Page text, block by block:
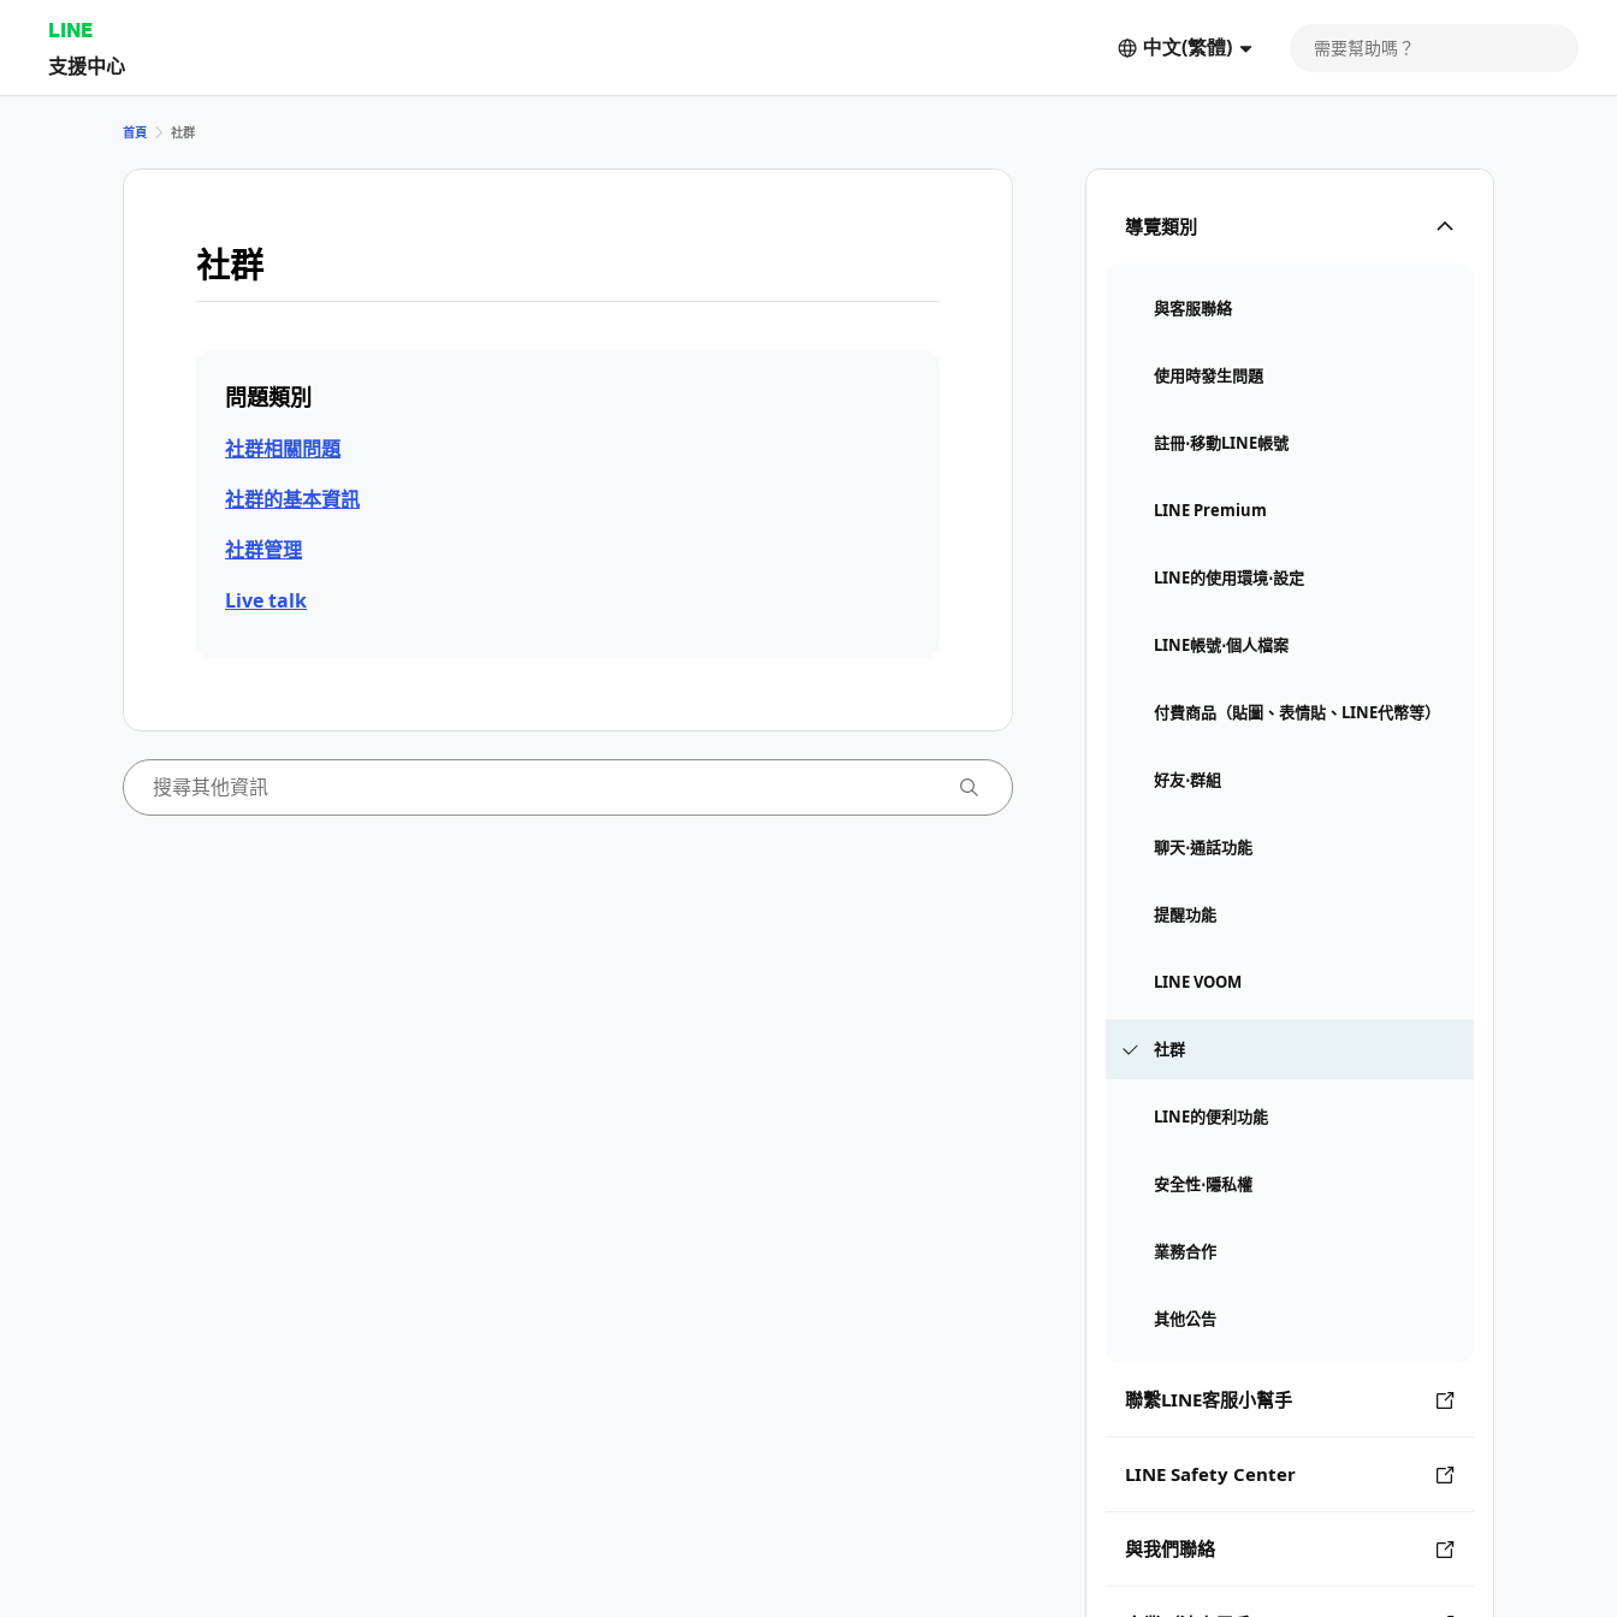
LINE
支援中心
中文(繁體)
導覽類別
與客服聯絡
使用時發生問題
註冊⋅移動LINE帳號
LINE Premium
LINE的使用環境⋅設定
LINE帳號⋅個人檔案
付費商品（貼圖、表情貼、LINE代幣等）
好友⋅群組
聊天⋅通話功能
提醒功能
LINE VOOM
社群
LINE的便利功能
安全性⋅隱私權
業務合作
其他公告
聯繫LINE客服小幫手
LINE Safety Center
與我們聯絡
首頁 社群
社群
問題類別
社群相關問題
社群的基本資訊
社群管理
Live talk